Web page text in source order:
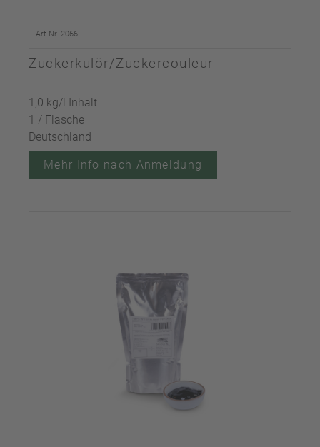
Art-Nr. 2066
Zuckerkulör/Zuckercouleur
1,0 kg/l Inhalt
1 / Flasche
Deutschland
Mehr Info nach Anmeldung